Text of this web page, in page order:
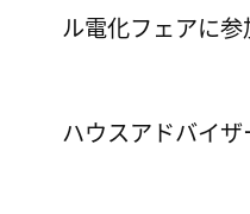
ル電化フェアに参
ハウスアドバイ